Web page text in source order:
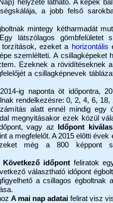
helyzete látható. A képek
a jobb felső
mintegy kétharmadát
látszólagos gömbfelületet
ezeket a horizontális
szemlélteti. A csillagképeket
Ezeknek a rövidítéseknek
a csillagképnevek
ig naponta öt időpontra,
rendelkezésre: 0, 2, 4, 6, 18,
alatt ennél mindig egy
megnyitásakor ezek közül
vagy az
Időpont
a megfelelőt. A 2015 előtti évek
még a 800 képpont
Következő időpont feliratok
választható időpont
a csillagos égboltnak
A mai nap adatai felirat visz